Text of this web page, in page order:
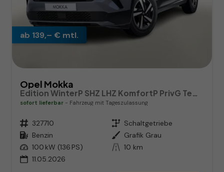
ab 139,– € mtl.
Opel Mokka
sofort lieferbar Fahrzeug mit Tageszulassung
Fahrzeugnr. 327710 Getriebe Schaltgetriebe
Kraftstoff Benzin Außenfarbe Grafik Grau
Leistung 100 kW (136 PS) Kilometerstand 10 km
11.05.2026